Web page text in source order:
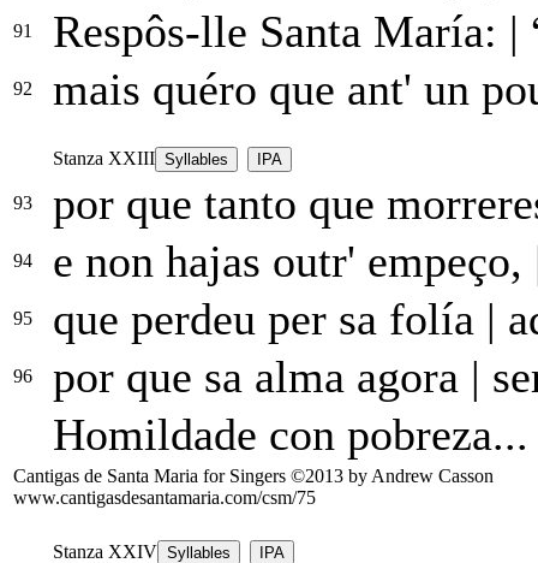
91 Respôs-lle Santa María: |
92 mais quéro que ant' un
Stanza XXIII Syllables IPA
93 por que tanto que
94 e non hajas outr' empeço,
95 que perdeu per sa folía |
96 por que sa alma agora |
Homildade con pobreza...
Cantigas de Santa Maria for Singers ©2013 by Andrew Casson
www.cantigasdesantamaria.com/csm/75
Stanza XXIV Syllables IPA